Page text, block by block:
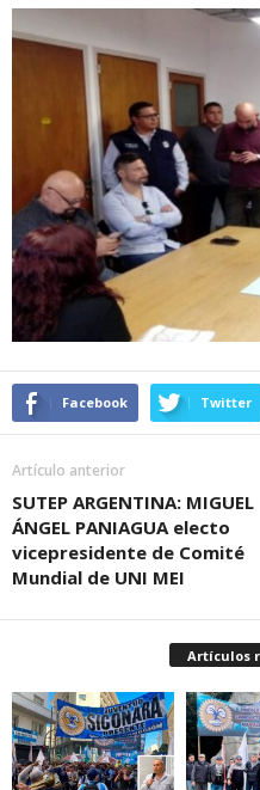
Facebook Twitter
Artículo anterior
SUTEP ARGENTINA: MIGUEL
ÁNGEL PANIAGUA electo
vicepresidente de Comité
Mundial de UNI MEI
Artículos